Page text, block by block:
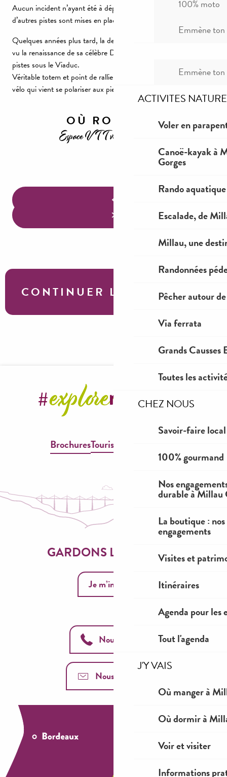
100% moto
Emmène
Emmène
ACTIVITES NATURE
Voler en
Canoë-kayak à
Gorges
Rando
Escalade, de
Millau, une
Randonnées
Pêcher autour
Via ferrata
Grands Causses
Toutes les
CHEZ NOUS
Savoir-faire local
100% gourmand
Nos
durable à Millau
La boutique :
engagements
Visites et
Itinéraires
Agenda pour les
Tout l'agenda
J'Y VAIS
Où manger à
Où dormir à
Voir et visiter
Informations
Aucun incident n’ayant été à déplorer sur cette « année test »,
d’autres pistes sont mises en place sur le territoire.
Quelques années plus tard, la demande a évoluée et 2021 aura
vu la renaissance de sa célèbre DH (Downhill) et la création de
pistes sous le Viaduc.
Véritable totem et point de ralliement, c’est toute un monde du
vélo qui vient se polariser aux pieds de l’ouvrage.
OÙ ROULER ?
Espace VTT viaduc de Millau
CONTINUER LA VISITE
BrochuresTourisme & Handicap
GARDONS LE CONTACT
Je m’inscris
Nous appeler
Nous contacter